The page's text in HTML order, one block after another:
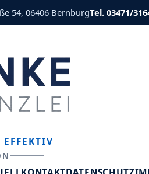
54, 06406 BernburgTel. 03471/